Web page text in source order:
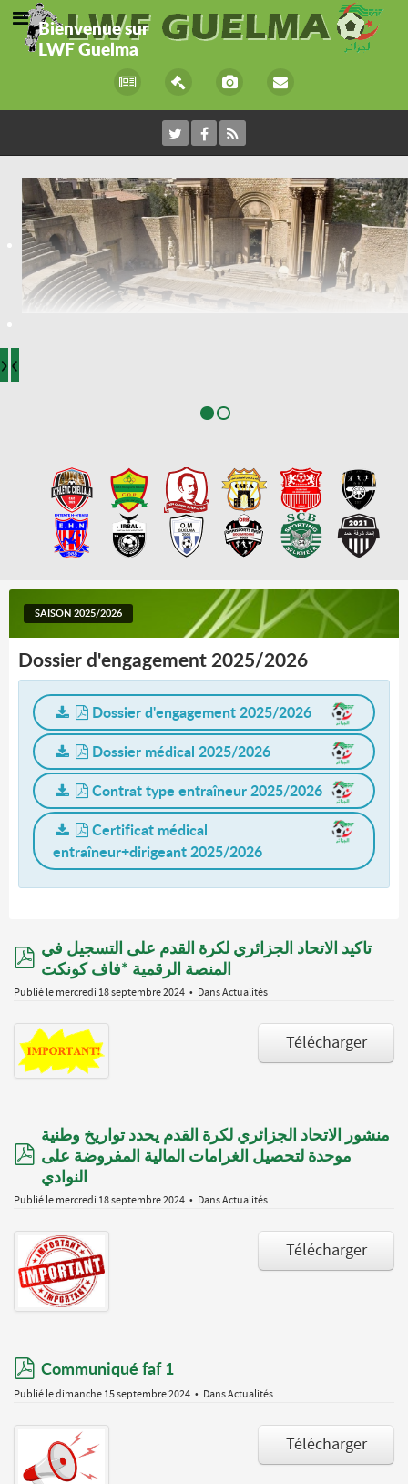
Bienvenue sur
LWF Guelma
›‹
SAISON 2025/2026
Dossier d'engagement 2025/2026
Dossier d'engagement 2025/2026
Dossier médical 2025/2026
Contrat type entraîneur 2025/2026
Certificat médical
entraîneur+dirigeant 2025/2026
pdf
تاكيد الاتحاد الجزائري لكرة القدم على التسجيل في
المنصة الرقمية *فاف كونكت
Publié le mercredi 18 septembre 2024 DansActualités
Télécharger
pdf
منشور الاتحاد الجزائري لكرة القدم يحدد تواريخ وطنية
موحدة لتحصيل الغرامات المالية المفروضة على
النوادي
Publié le mercredi 18 septembre 2024 DansActualités
Télécharger
pdf
Communiqué faf 1
Publié le dimanche 15 septembre 2024 DansActualités
Télécharger